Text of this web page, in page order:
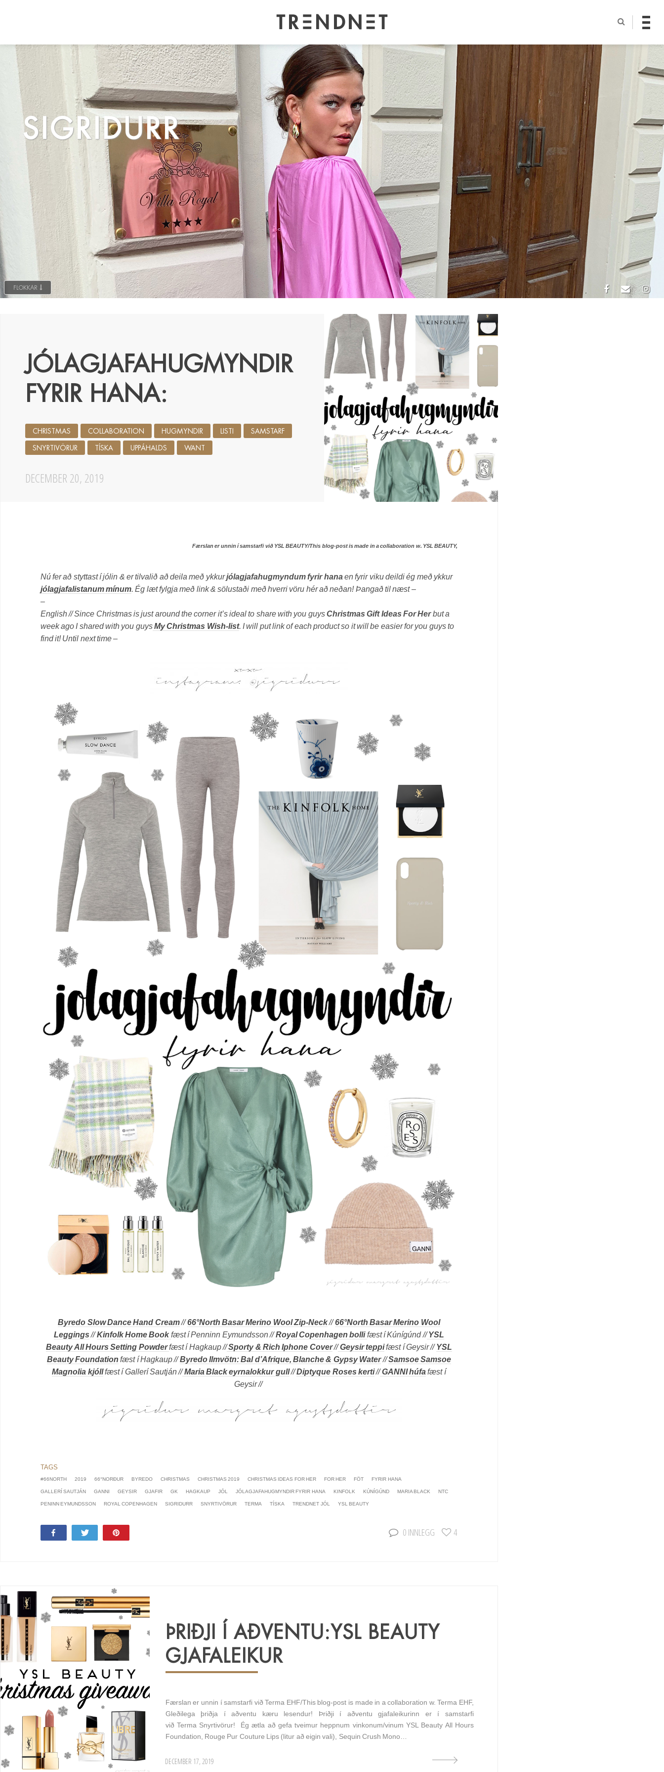
SIGRIDURR
FLOKKAR
JÓLAGJAFAHUGMYNDIR
FYRIR HANA:
DECEMBER 20, 2019
CHRISTMAS COLLABORATION HUGMYNDIR LISTI
SAMSTARF
SNYRTIVÖRUR
TÍSKA UPPÁHALDS WANT
Færslan er unnin í samstarfi við YSL BEAUTY/This blog-post is made in a collaboration w. YSL BEAUTY,
Nú fer að styttast í jólin & er tilvalið að deila með ykkurjólagjafahugmyndum fyrir hanaen fyrir viku deildi ég með ykkur
jólagjafalistanum mínum. Ég læt fylgja með link & sölustaði með hverri vöru hér að neðan! Þangað til næst –
–
English // Since Christmas is just around the corner it’s ideal to share with you guysChristmas Gift Ideas For Herbut a
week ago I shared with you guysMy Christmas Wish-list. I will put link of each product so it will be easier for you guys to
find it! Until next time –
Byredo Slow Dance Hand Cream//66°North Basar Merino Wool Zip-Neck//66°North Basar Merino Wool
Leggings//Kinfolk Home Bookfæst í Penninn Eymundsson //Royal Copenhagen bollifæst í Kúnígúnd //YSL
Beauty All Hours Setting Powderfæst í Hagkaup //Sporty & Rich Iphone Cover//Geysir teppifæst í Geysir //YSL
Beauty Foundation fæst í Hagkaup //Byredo Ilmvötn: Bal d’Afrique, Blanche & Gypsy Water//Samsoe Samsoe
Magnolia kjóllfæst í Gallerí Sautján //Maria Black eyrnalokkur gull//Diptyque Roses kerti//GANNI húfafæst í
Geysir //
#66NORTH 2019 66°NORÐUR BYREDO CHRISTMAS CHRISTMAS 2019 CHRISTMAS IDEAS FOR HER FOR HER FÖT FYRIR HANA
GALLERÍ SAUTJÁN GANNI GEYSIR GJAFIR GK HAGKAUP JÓL JÓLAGJAFAHUGMYNDIR FYRIR HANA KINFOLK KÚNÍGÚND MARIA BLACK NTC
PENINN EYMUNDSSON ROYAL COPENHAGEN SIGRIDURR SNYRTIVÖRUR TERMA TÍSKA TRENDNET JÓL YSL BEAUTY
Share Tweet 0 INNLEGG 4
ÞRIÐJI Í AÐVENTU:YSL BEAUTY
GJAFALEIKUR
Færslan er unnin í samstarfi við Terma EHF/This blog-post is made in a collaboration w. Terma EHF,
Gleðilega þriðja í aðventu kæru lesendur! Þriðji í aðventu gjafaleikurinn er í samstarfi
við Terma Snyrtivörur! Ég ætla að gefa tveimur heppnum vinkonum/vinum YSL Beauty All Hours
Foundation, Rouge Pur Couture Lips (litur að eigin vali), Sequin Crush Mono…
DECEMBER 17, 2019